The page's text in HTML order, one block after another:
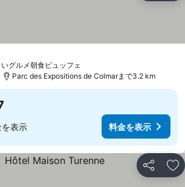
グルメ朝食ビュッフェ
Parc des Expositions de Colmarまで3.2 km
表示 料金を表示
シェア お